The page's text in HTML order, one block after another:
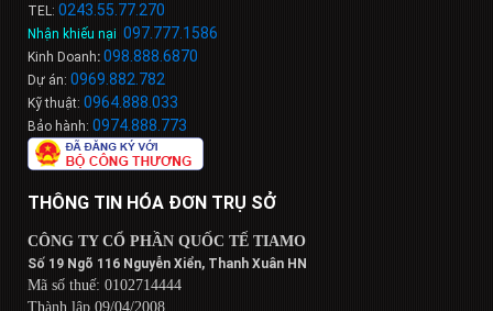
TEL: 0243.55.77.270
Nhận khiếu nại 097.777.1586
Kinh Doanh: 098.888.6870
Dự án: 0969.882.782
Kỹ thuật: 0964.888.033
Bảo hành: 0974.888.773
THÔNG TIN HÓA ĐƠN TRỤ SỞ
CÔNG TY CỔ PHẦN QUỐC TẾ TIAMO
Số 19 Ngõ 116 Nguyễn Xiển, Thanh Xuân HN
Mã số thuế: 0102714444
Thành lập 09/04/2008